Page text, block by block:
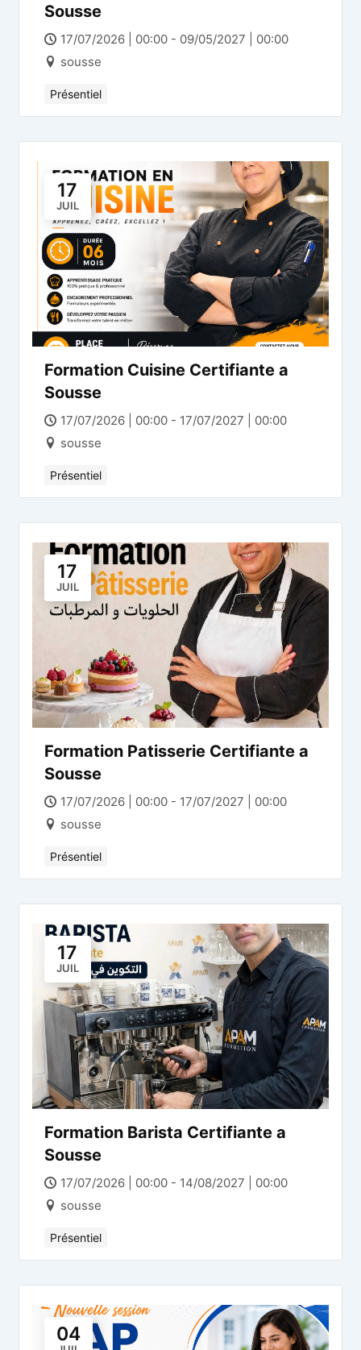
Sousse
17/07/2026 | 00:00 - 09/05/2027 | 00:00
sousse
Présentiel
17
JUIL
Formation Cuisine Certifiante a
Sousse
17/07/2026 | 00:00 - 17/07/2027 | 00:00
sousse
Présentiel
17
JUIL
Formation Patisserie Certifiante a
Sousse
17/07/2026 | 00:00 - 17/07/2027 | 00:00
sousse
Présentiel
17
JUIL
Formation Barista Certifiante a
Sousse
17/07/2026 | 00:00 - 14/08/2027 | 00:00
sousse
Présentiel
04